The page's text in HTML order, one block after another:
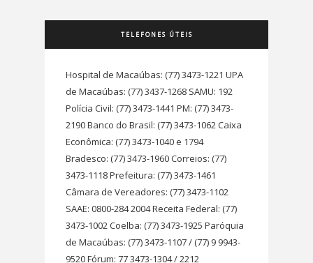
TELEFONES ÚTEIS
Hospital de Macaúbas: (77) 3473-1221 UPA
de Macaúbas: (77) 3437-1268 SAMU: 192
Polícia Civil: (77) 3473-1441 PM: (77) 3473-
2190 Banco do Brasil: (77) 3473-1062 Caixa
Econômica: (77) 3473-1040 e 1794
Bradesco: (77) 3473-1960 Correios: (77)
3473-1118 Prefeitura: (77) 3473-1461
Câmara de Vereadores: (77) 3473-1102
SAAE: 0800-284 2004 Receita Federal: (77)
3473-1002 Coelba: (77) 3473-1925 Paróquia
de Macaúbas: (77) 3473-1107 / (77) 9 9943-
9520 Fórum: 77 3473-1304 / 2212